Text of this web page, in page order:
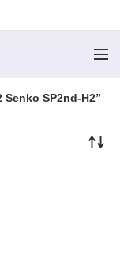
SP2nd-H2”